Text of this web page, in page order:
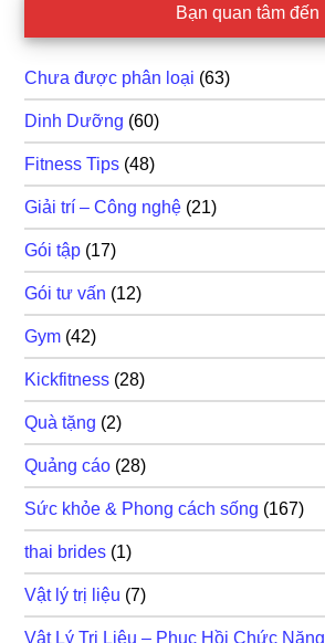
Bạn quan tâm đến
Chưa được phân loại (63)
Dinh Dưỡng (60)
Fitness Tips (48)
Giải trí – Công nghệ (21)
Gói tập (17)
Gói tư vấn (12)
Gym (42)
Kickfitness (28)
Quà tặng (2)
Quảng cáo (28)
Sức khỏe & Phong cách sống (167)
thai brides (1)
Vật lý trị liệu (7)
Vật Lý Trị Liệu – Phục Hồi Chức Năng